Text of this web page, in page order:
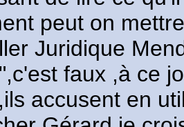
peut on
Juridique
faux ,à ce
accusent en